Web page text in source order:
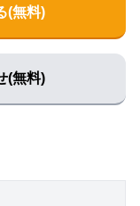
(無料)
(無料)